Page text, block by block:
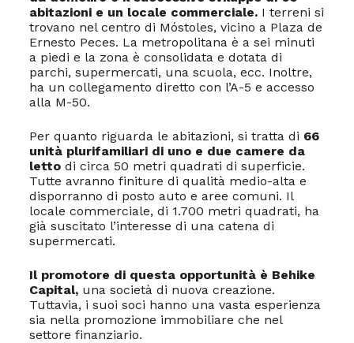
abitazioni e un locale commerciale.I terreni si
trovano nel centro di Móstoles, vicino a Plaza de
Ernesto Peces. La metropolitana è a sei minuti
a piedi e la zona è consolidata e dotata di
parchi, supermercati, una scuola, ecc. Inoltre,
ha un collegamento diretto con l’A-5 e accesso
alla M-50.
Per quanto riguarda le abitazioni, si tratta di 66
unità plurifamiliari di uno e due camere da
lettodi circa 50 metri quadrati di superficie.
Tutte avranno finiture di qualità medio-alta e
disporranno di posto auto e aree comuni. Il
locale commerciale, di 1.700 metri quadrati, ha
già suscitato l’interesse di una catena di
supermercati.
Il promotore di questa opportunità è Behike
Capital,una società di nuova creazione.
Tuttavia, i suoi soci hanno una vasta esperienza
sia nella promozione immobiliare che nel
settore finanziario.